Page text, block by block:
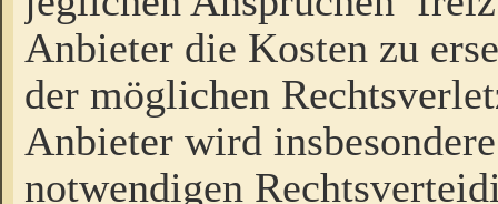
Anbieter die Kosten zu
der möglichen
Anbieter wird
notwendigen